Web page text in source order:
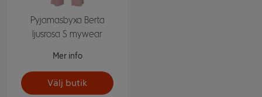
Pyjamasbyxa Berta
ljusrosa S mywear
Mer info
Välj butik